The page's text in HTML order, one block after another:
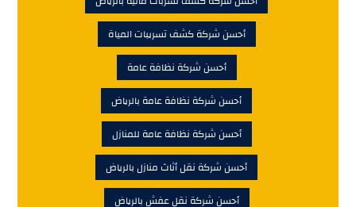
أحسن شركة كشف تسريبات المياة
أحسن شركة نظافة عامة
أحسن شركة نظافة عامة بالرياض
أحسن شركة نظافة عامة للمنازل
أحسن شركة نقل أثاث منازل بالرياض
أحسن شركة نقل عفش بالرياض